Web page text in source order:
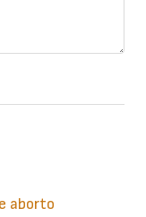
aborto